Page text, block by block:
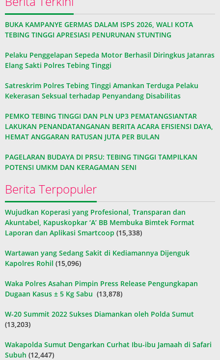
BUKA KAMPANYE GERMAS DALAM ISPS 2026, WALI KOTA
TEBING TINGGI APRESIASI PENURUNAN STUNTING
Pelaku Penggelapan Sepeda Motor Berhasil Diringkus Jatanras
Elang Sakti Polres Tebing Tinggi
Satreskrim Polres Tebing Tinggi Amankan Terduga Pelaku
Kekerasan Seksual terhadap Penyandang Disabilitas
PEMKO TEBING TINGGI DAN PLN UP3 PEMATANGSIANTAR
LAKUKAN PENANDATANGANAN BERITA ACARA EFISIENSI DAYA,
HEMAT ANGGARAN RATUSAN JUTA PER BULAN
PAGELARAN BUDAYA DI PRSU: TEBING TINGGI TAMPILKAN
POTENSI UMKM DAN KERAGAMAN SENI
Berita Terpopuler
Wujudkan Koperasi yang Profesional, Transparan dan
Akuntabel, Kapuskopkar ‘A’ BB Membuka Bimtek Format
Laporan dan Aplikasi Smartcoop (15,338)
Wartawan yang Sedang Sakit di Kediamannya Dijenguk
Kapolres Rohil (15,096)
Waka Polres Asahan Pimpin Press Release Pengungkapan
Dugaan Kasus ± 5 Kg Sabu (13,878)
W-20 Summit 2022 Sukses Diamankan oleh Polda Sumut
(13,203)
Wakapolda Sumut Dengarkan Curhat Ibu-ibu Jamaah di Safari
Subuh (12,447)